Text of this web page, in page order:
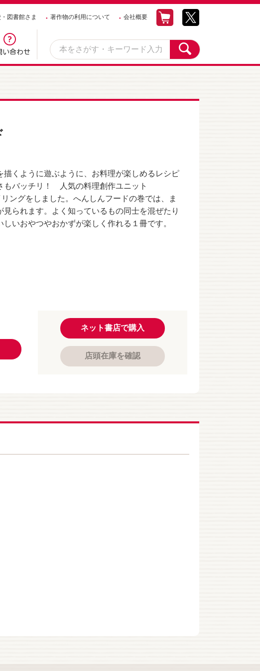
図書館さま 著作物の利用について 会社概要
い合わせ
くように遊ぶように、お料理が楽しめるレシピ
もバッチリ！ 人気の料理創作ユニット
ングをしました。へんしんフードの巻では、ま
られます。よく知っているもの同士を混ぜたり
いおやつやおかずが楽しく作れる１冊です。
ネット書店で購入
店頭在庫を確認